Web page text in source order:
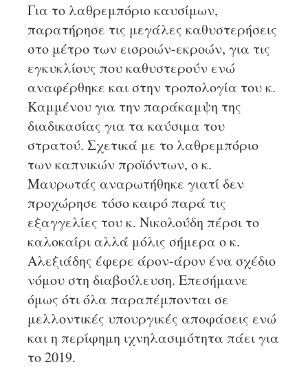
Για το λαθρεμπόριο καυσίμων,
παρατήρησε τις μεγάλες καθυστερήσεις
στο μέτρο των εισροών-εκροών, για τις
εγκυκλίους που καθυστερούν ενώ
αναφέρθηκε και στην τροπολογία του κ.
Καμμένου για την παράκαμψη της
διαδικασίας για τα καύσιμα του
στρατού. Σχετικά με το λαθρεμπόριο
των καπνικών προϊόντων, ο κ.
Μαυρωτάς αναρωτήθηκε γιατί δεν
προχώρησε τόσο καιρό παρά τις
εξαγγελίες του κ. Νικολούδη πέρσι το
καλοκαίρι αλλά μόλις σήμερα ο κ.
Αλεξιάδης έφερε άρον-άρον ένα σχέδιο
νόμου στη διαβούλευση. Επεσήμανε
όμως ότι όλα παραπέμπονται σε
μελλοντικές υπουργικές αποφάσεις ενώ
και η περίφημη ιχνηλασιμότητα πάει για
το 2019.